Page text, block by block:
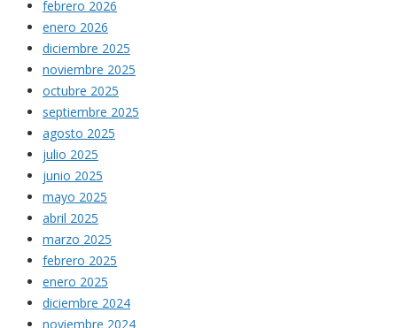
febrero 2026
enero 2026
diciembre 2025
noviembre 2025
octubre 2025
septiembre 2025
agosto 2025
julio 2025
junio 2025
mayo 2025
abril 2025
marzo 2025
febrero 2025
enero 2025
diciembre 2024
noviembre 2024